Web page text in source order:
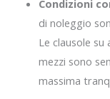
Condizioni
di noleggio
Le clausole
mezzi sono
massima